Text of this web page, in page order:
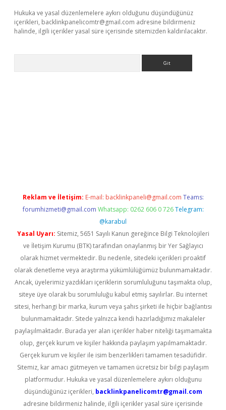
Hukuka ve yasal düzenlemelere aykırı olduğunu düşündüğünüz
içerikleri, backlinkpanelicomtr@gmail.com adresine bildirmeniz
halinde, ilgili içerikler yasal süre içerisinde sitemizden kaldırılacaktır.
Reklam ve İletişim: E-mail: backlinkpaneli@gmail.com Teams:
forumhizmeti@gmail.com Whatsapp: 0262 606 0 726 Telegram:
@karabul
Yasal Uyarı: Sitemiz, 5651 Sayılı Kanun gereğince Bilgi Teknolojileri
ve İletişim Kurumu (BTK) tarafından onaylanmış bir Yer Sağlayıcı
olarak hizmet vermektedir. Bu nedenle, sitedeki içerikleri proaktif
olarak denetleme veya araştırma yükümlülüğümüz bulunmamaktadır.
Ancak, üyelerimiz yazdıkları içeriklerin sorumluluğunu taşımakta olup,
siteye üye olarak bu sorumluluğu kabul etmiş sayılırlar. Bu internet
sitesi, herhangi bir marka, kurum veya şahıs şirketi ile hiçbir bağlantısı
bulunmamaktadır. Sitede yalnızca kendi hazırladığımız makaleler
paylaşılmaktadır. Burada yer alan içerikler haber niteliği taşımamakta
olup, gerçek kurum ve kişiler hakkında paylaşım yapılmamaktadır.
Gerçek kurum ve kişiler ile isim benzerlikleri tamamen tesadüfidir.
Sitemiz, kar amacı gütmeyen ve tamamen ücretsiz bir bilgi paylaşım
platformudur. Hukuka ve yasal düzenlemelere aykırı olduğunu
düşündüğünüz içerikleri, backlinkpanelicomtr@gmail.com
adresine bildirmeniz halinde, ilgili içerikler yasal süre içerisinde